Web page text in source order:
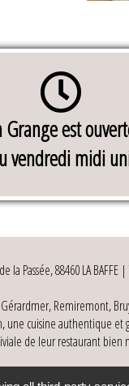
Grange est
vendredi midi
la Passée, 88460 LA BAFFE |
Remiremont,
cuisine authentique
de leur restaurant bien